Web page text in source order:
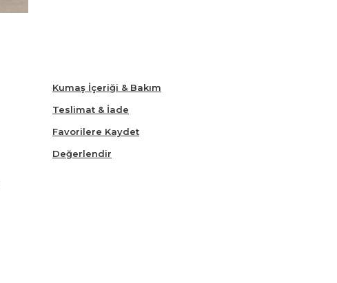
Kumaş İçeriği & Bakım
Teslimat & İade
Favorilere Kaydet
Değerlendir